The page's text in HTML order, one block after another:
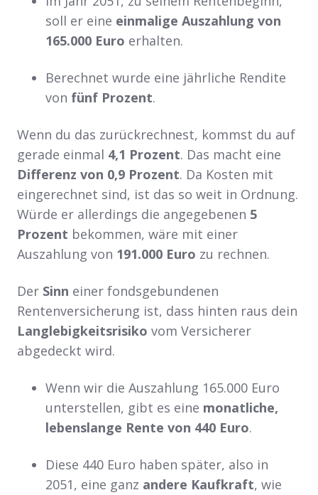
soll er eine einmalige Auszahlung von
165.000 Euro erhalten.
Berechnet wurde eine jährliche Rendite
von fünf Prozent.
Wenn du das zurückrechnest, kommst du auf
gerade einmal 4,1 Prozent. Das macht eine
Differenz von 0,9 Prozent. Da Kosten mit
eingerechnet sind, ist das so weit in Ordnung.
Würde er allerdings die angegebenen 5
Prozent bekommen, wäre mit einer
Auszahlung von 191.000 Euro zu rechnen.
Der Sinn einer fondsgebundenen
Rentenversicherung ist, dass hinten raus dein
Langlebigkeitsrisiko vom Versicherer
abgedeckt wird.
Wenn wir die Auszahlung 165.000 Euro
unterstellen, gibt es eine monatliche,
lebenslange Rente von 440 Euro.
Diese 440 Euro haben später, also in
2051, eine ganz andere Kaufkraft, wie